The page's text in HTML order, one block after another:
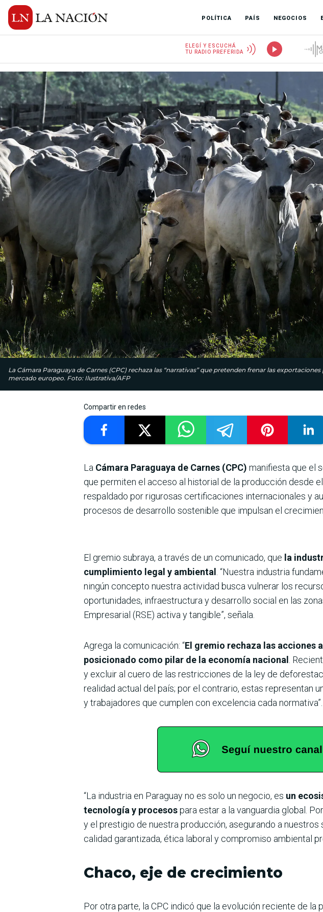
POLÍTICA PAÍS NEGOCIOS
ELEGÍ Y ESCUCHÁ
TU RADIO PREFERIDA
La Cámara Paraguaya de Carnes (CPC) rechaza las “narrativas” que pretenden frenar las
mercado europeo. Foto: Ilustrativa/AFP
Compartir en redes
La Cámara Paraguaya de Carnes (CPC) manifiesta que el
que permiten el acceso al historial de la producción desde
respaldado por rigurosas certificaciones internacionales y
procesos de desarrollo sostenible que impulsan el
El gremio subraya, a través de un comunicado, que la
cumplimiento legal y ambiental . “Nuestra industria
ningún concepto nuestra actividad busca vulnerar los
oportunidades, infraestructura y desarrollo social en las
Empresarial (RSE) activa y tangible”, señala.
Agrega la comunicación: “El gremio rechaza las acciones
posicionado como pilar de la economía nacional .
y excluir al cuero de las restricciones de la ley de
realidad actual del país; por el contrario, estas representan
y trabajadores que cumplen con excelencia cada normativa”.
“La industria en Paraguay no es solo un negocio, es un
tecnología y procesospara estar a la vanguardia global.
y el prestigio de nuestra producción, asegurando a
calidad garantizada, ética laboral y compromiso ambiental
Chaco, eje de crecimiento
Por otra parte, la CPC indicó que la evolución reciente de